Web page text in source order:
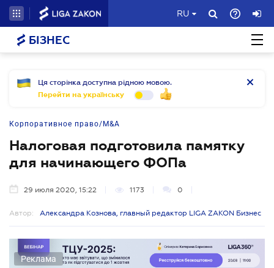
RU
БІЗНЕС
Ця сторінка доступна рідною мовою.
Перейти на українську
Корпоративное право/M&A
Налоговая подготовила памятку
для начинающего ФОПа
29 июля 2020, 15:22 1173 0
Автор: Александра Кознова, главный редактор LIGA ZAKON Бизнес
Реклама